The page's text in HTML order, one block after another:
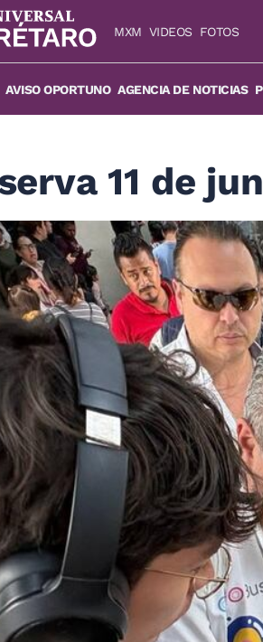
MXM VIDEOS FOTOS
AVISO OPORTUNO AGENCIA DE NOTICIAS
11 de